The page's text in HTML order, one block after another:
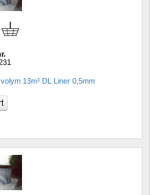
13m³ DL Liner 0,5mm